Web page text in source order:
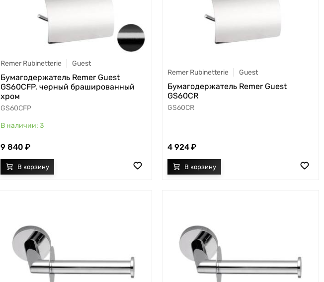
Remer Rubinetterie Guest
Бумагодержатель Remer Guest
GS60CFP, черный брашированный
хром
GS60CFP
3
9 840
Remer Rubinetterie Guest
Бумагодержатель Remer Guest
GS60CR
GS60CR
4 924